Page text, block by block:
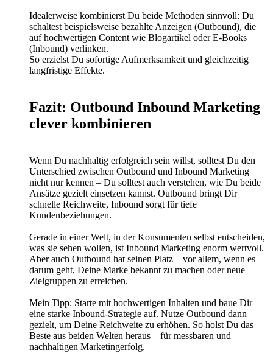
Idealerweise kombinierst Du beide Methoden sinnvoll: Du
schaltest beispielsweise bezahlte Anzeigen (Outbound), die
auf hochwertigen Content wie Blogartikel oder E-Books
(Inbound) verlinken.
So erzielst Du sofortige Aufmerksamkeit und gleichzeitig
langfristige Effekte.
Fazit: Outbound Inbound Marketing
clever kombinieren
Wenn Du nachhaltig erfolgreich sein willst, solltest Du den
Unterschied zwischen Outbound und Inbound Marketing
nicht nur kennen – Du solltest auch verstehen, wie Du beide
Ansätze gezielt einsetzen kannst. Outbound bringt Dir
schnelle Reichweite, Inbound sorgt für tiefe
Kundenbeziehungen.
Gerade in einer Welt, in der Konsumenten selbst entscheiden,
was sie sehen wollen, ist Inbound Marketing enorm wertvoll.
Aber auch Outbound hat seinen Platz – vor allem, wenn es
darum geht, Deine Marke bekannt zu machen oder neue
Zielgruppen zu erreichen.
Mein Tipp: Starte mit hochwertigen Inhalten und baue Dir
eine starke Inbound-Strategie auf. Nutze Outbound dann
gezielt, um Deine Reichweite zu erhöhen. So holst Du das
Beste aus beiden Welten heraus – für messbaren und
nachhaltigen Marketingerfolg.